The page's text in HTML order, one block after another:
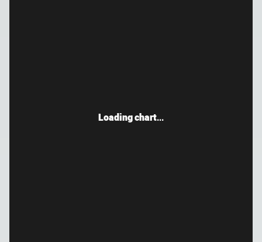
Loading chart...